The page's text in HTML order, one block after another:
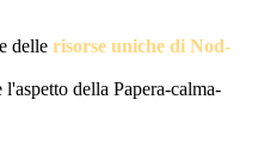
delle risorse uniche di Nod-
della Papera-calma-